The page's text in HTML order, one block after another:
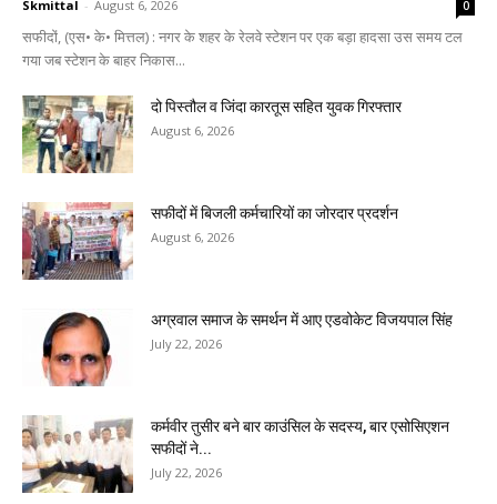
Skmittal - August 6, 2026 0
सफीदों, (एस• के• मित्तल) : नगर के शहर के रेलवे स्टेशन पर एक बड़ा हादसा उस समय टल
गया जब स्टेशन के बाहर निकास...
दो पिस्तौल व जिंदा कारतूस सहित युवक गिरफ्तार
August 6, 2026
सफीदों में बिजली कर्मचारियों का जोरदार प्रदर्शन
August 6, 2026
अग्रवाल समाज के समर्थन में आए एडवोकेट विजयपाल सिंह
July 22, 2026
कर्मवीर तुसीर बने बार काउंसिल के सदस्य, बार एसोसिएशन
सफीदों ने...
July 22, 2026